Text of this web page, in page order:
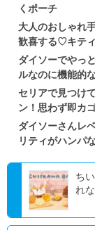
くポーチ
大人のおしゃれ
歓喜する♡キテ
ダイソーでやっ
ルなのに機能的
セリアで見つけ
ン！思わず即カ
ダイソーさんレ
リティがハンパ
ち
れ